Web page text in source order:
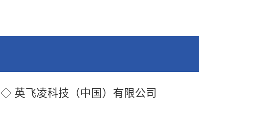
◇ 英飞凌科技（中国）有限公司